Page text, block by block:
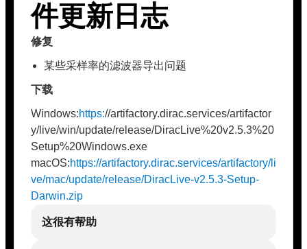
件更新日志
修复
某些采样率的滤波器导出问题
下载
Windows:https://artifactory.dirac.services/artifactor
y/live/win/update/release/DiracLive%20v2.5.3%20
Setup%20Windows.exe
macOS:https://artifactory.dirac.services/artifactory/li
ve/mac/update/release/DiracLive-v2.5.3-Setup-
Darwin.zip
这很有帮助